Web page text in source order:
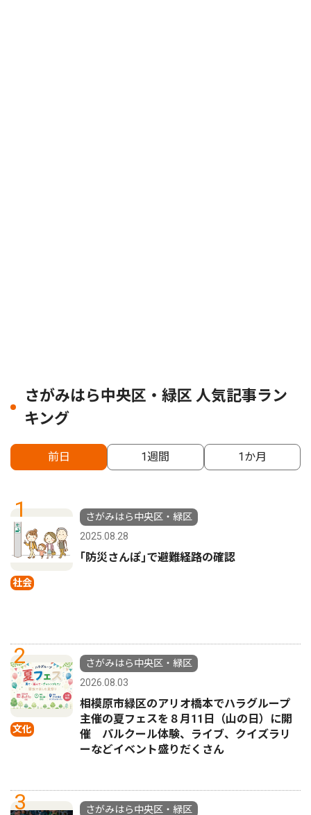
さがみはら中央区・緑区 人気記事ラン
キング
前日 1週間 1か月
1
社会
さがみはら中央区・緑区
2025.08.28
｢防災さんぽ｣で避難経路の確認
2
文化
さがみはら中央区・緑区
2026.08.03
相模原市緑区のアリオ橋本でハラグループ
主催の夏フェスを８月11日（山の日）に開
催 パルクール体験、ライブ、クイズラリ
ーなどイベント盛りだくさん
3
さがみはら中央区・緑区